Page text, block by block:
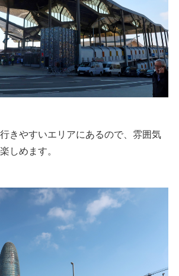
きやすいエリアにあるので、雰囲気
しめます。